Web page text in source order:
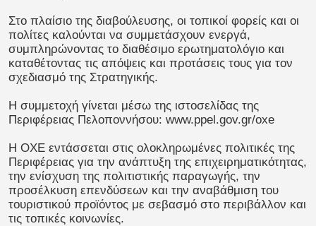
Στο πλαίσιο της διαβούλευσης, οι τοπικοί φορείς και οι
πολίτες καλούνται να συμμετάσχουν ενεργά,
συμπληρώνοντας το διαθέσιμο ερωτηματολόγιο και
καταθέτοντας τις απόψεις και προτάσεις τους για τον
σχεδιασμό της Στρατηγικής.
Η συμμετοχή γίνεται μέσω της ιστοσελίδας της
Περιφέρειας Πελοποννήσου: www.ppel.gov.gr/oxe
Η ΟΧΕ εντάσσεται στις ολοκληρωμένες πολιτικές της
Περιφέρειας για την ανάπτυξη της επιχειρηματικότητας,
την ενίσχυση της πολιτιστικής παραγωγής, την
προσέλκυση επενδύσεων και την αναβάθμιση του
τουριστικού προϊόντος με σεβασμό στο περιβάλλον και
τις τοπικές κοινωνίες.